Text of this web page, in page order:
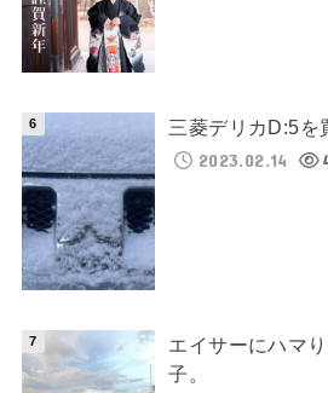
三菱デリカD:5を
2023.02.14
エイサーにハマ
子。